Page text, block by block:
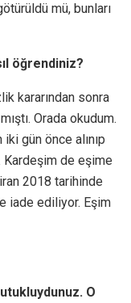
mü, bunları
öğrendiniz?
kararından sonra
Orada okudum.
gün önce alınıp
Kardeşim de eşime
2018 tarihinde
iade ediliyor. Eşim
O